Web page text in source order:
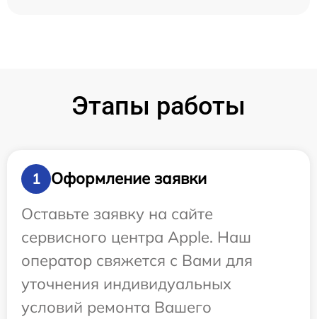
Этапы работы
1
Оформление заявки
Оставьте заявку на сайте
сервисного центра Apple. Наш
оператор свяжется с Вами для
уточнения индивидуальных
условий ремонта Вашего